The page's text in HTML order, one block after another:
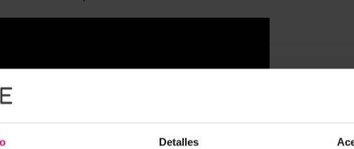
Detalles